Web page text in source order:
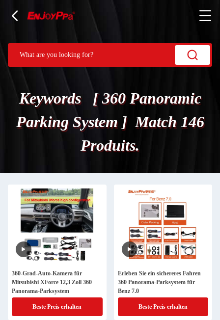
Keywords [ 360 Panoramic
Parking System ] Match 146
Produits.
360-Grad-Auto-Kamera für
Mitsubishi XForce 12,3 Zoll 360
Panorama-Parksystem
Beste Preis erhalten
Erleben Sie ein sichereres Fahren
360 Panorama-Parksystem für
Benz 7.0
Beste Preis erhalten